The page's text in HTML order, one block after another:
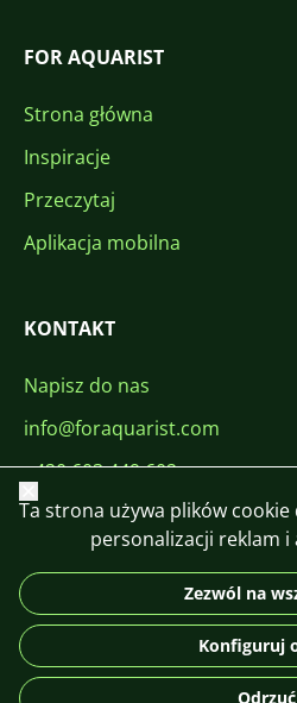
FOR AQUARIST
Strona główna
Inspiracje
Przeczytaj
Aplikacja mobilna
KONTAKT
Napisz do nas
info@foraquarist.com
+420 603 449 602
Zamknij
Ta strona używa plików cookie
personalizacji reklam i
Zezwól na
Konfiguruj
Odrzuć